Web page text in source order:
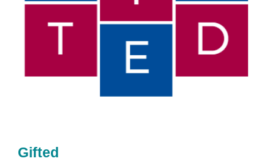
Gifted